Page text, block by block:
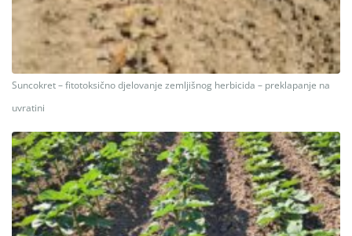
Suncokret – fitotoksično djelovanje zemljišnog herbicida – preklapanje na
uvratini